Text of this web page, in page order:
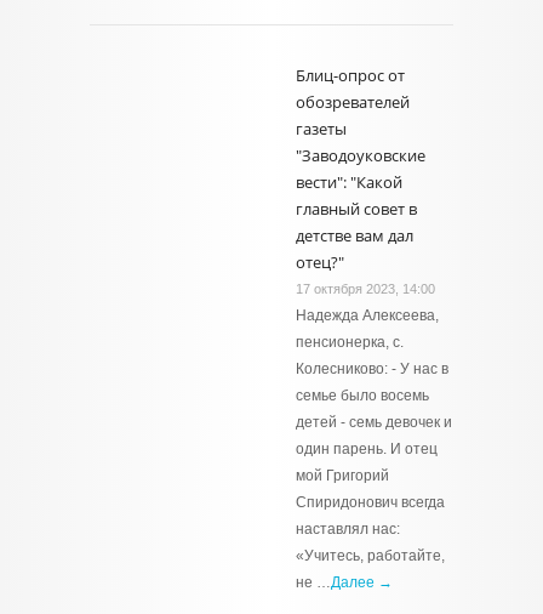
Блиц-опрос от
обозревателей
газеты
"Заводоуковские
вести": "Какой
главный совет в
детстве вам дал
отец?"
17 октября 2023, 14:00
Надежда Алексеева,
пенсионерка, с.
Колесниково: - У нас в
семье было восемь
детей - семь девочек и
один парень. И отец
мой Григорий
Спиридонович всегда
наставлял нас:
«Учитесь, работайте,
не …Далее →